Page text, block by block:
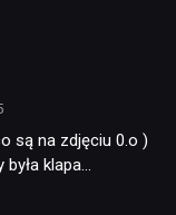
są na zdjęciu 0.o )
klapa…